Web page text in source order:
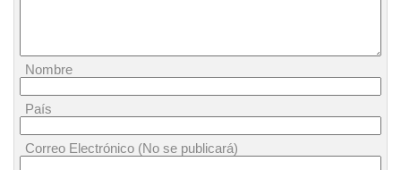
Nombre
País
Correo Electrónico (No se publicará)